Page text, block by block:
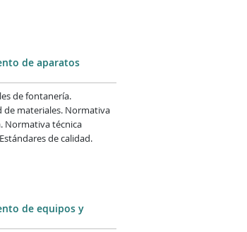
de aparatos
de fontanería.
de materiales. Normativa
Normativa técnica
de calidad.
de equipos y